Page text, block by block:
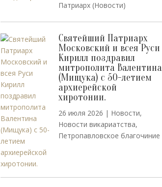
Патриарх (Новости)
Святейший Патриарх
Московский и всея Руси
Кирилл поздравил
митрополита Валентина
(Мищука) с 50-летием
архиерейской
хиротонии.
26 июля 2026 | Новости,
Новости викариатства,
Петропавловское благочиние